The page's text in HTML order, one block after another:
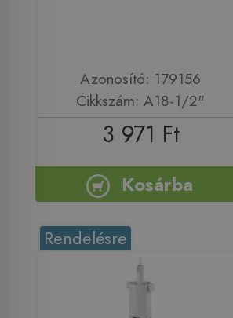
Azonosító: 179156
Cikkszám: A18-1/2"
3 971 Ft
Kosárba
Rendelésre